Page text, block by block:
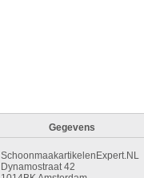
Gegevens
SchoonmaakartikelenExpert.NL
Dynamostraat 42